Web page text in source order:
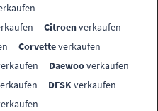
Citroenverkaufen
Corvetteverkaufen
Daewooverkaufen
DFSKverkaufen